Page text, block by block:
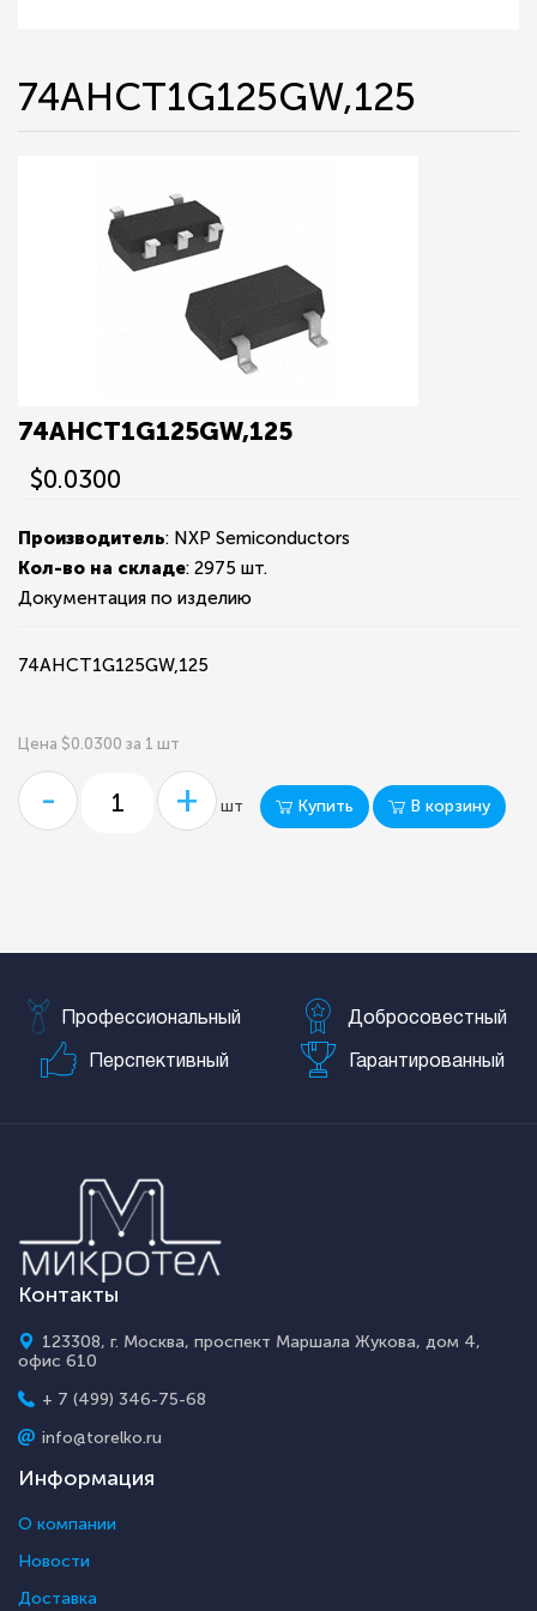
74AHCT1G125GW,125
74AHCT1G125GW,125
$0.0300
Производитель: NXP Semiconductors
Кол-во на складе: 2975 шт.
Документация по изделию
74AHCT1G125GW,125
Цена $0.0300 за 1 шт
- + шт Купить В корзину
Профессиональный Добросовестный
Перспективный Гарантированный
Контакты
123308, г. Москва, проспект Маршала Жукова, дом 4,
офис 610
+ 7 (499) 346-75-68
info@torelko.ru
Информация
О компании
Новости
Доставка